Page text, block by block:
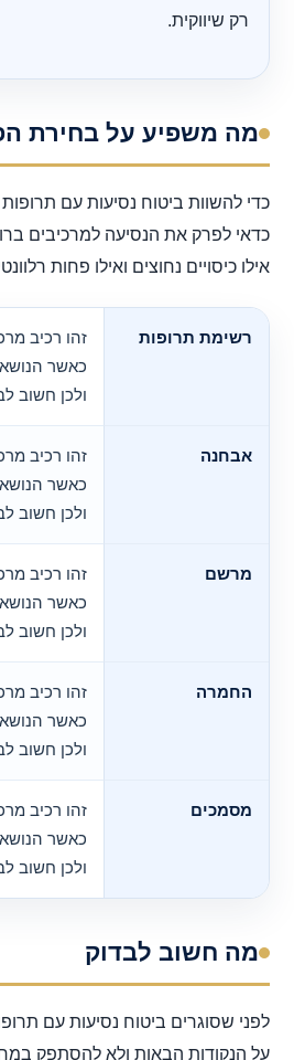
רק שיווקית.
מה משפיע על בחירת
כדי להשוות ביטוח נסיעות עם
כדאי לפרק את הנסיעה למרכיבים
אילו כיסויים נחוצים ואילו פחות
רשימת תרופות
זהו רכיב
כאשר
ולכן חשוב
אבחנה
זהו רכיב
כאשר
ולכן חשוב
מרשם
זהו רכיב
כאשר
ולכן חשוב
החמרה
זהו רכיב
כאשר
ולכן חשוב
מסמכים
זהו רכיב
כאשר
ולכן חשוב
מה חשוב לבדוק
לפני שסוגרים ביטוח נסיעות עם
על הנקודות הבאות ולא להסתפק